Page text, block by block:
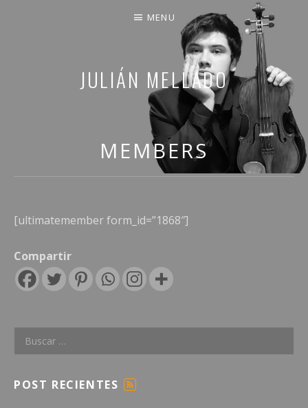
JULIÁN MELLADO
COMPARTO PARTE DE MI VIDA
MENU
MEMBERS
[ultimatemember form_id=”1868″]
Compartir
Buscar:
POST RECIENTES